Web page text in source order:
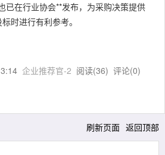
已在行业协会**发布，为采购决策提供
时进行有利参考。
企业推荐官-2 阅读(36) 评论(0)
刷新页面 返回顶部